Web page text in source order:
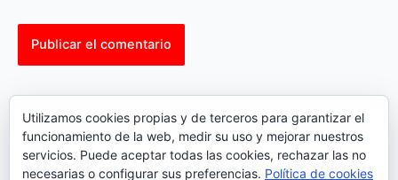
comment data is processed.
Utilizamos cookies propias y de terceros para garantizar el
funcionamiento de la web, medir su uso y mejorar nuestros
servicios. Puede aceptar todas las cookies, rechazar las no
necesarias o configurar sus preferencias. Política de cookies